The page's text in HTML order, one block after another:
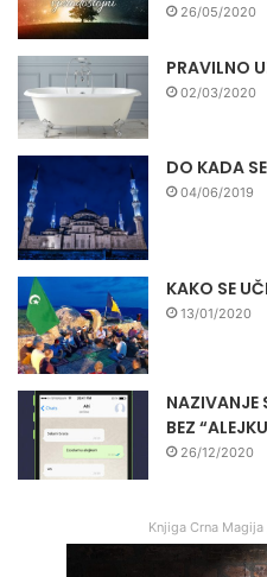
26/05/2020
PRAVILNO
02/03/2020
DO KADA
04/06/2019
KAKO SE
13/01/2020
NAZIVANJE
BEZ
26/12/2020
Knjiga Crna